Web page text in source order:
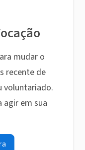
mudar o
recente de
voluntariado.
agir em sua